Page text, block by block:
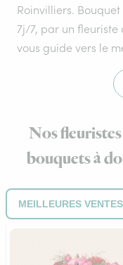
Roinvilliers.
7j/7, par un fleuriste
vous guide vers le
Nos
bouquets à